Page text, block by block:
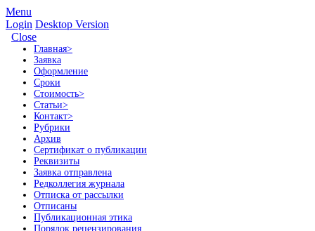
Menu
Login Desktop Version
Close
Главная>
Заявка
Оформление
Сроки
Стоимость>
Статьи>
Контакт>
Рубрики
Архив
Сертификат о публикации
Реквизиты
Заявка отправлена
Редколлегия журнала
Отписка от рассылки
Отписаны
Публикационная этика
Порядок рецензирования